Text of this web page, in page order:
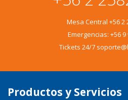
Mesa Central +56 2
Emergencias: +56 9
Tickets 24/7
Productos y Servicios